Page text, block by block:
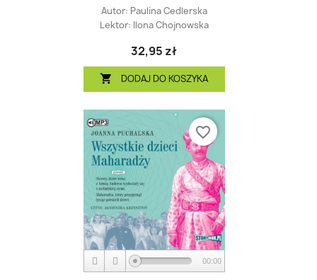
Autor: Paulina Cedlerska
Lektor: Ilona Chojnowska
32,95 zł
 DODAJ DO KOSZYKA
00:00
favorite_border